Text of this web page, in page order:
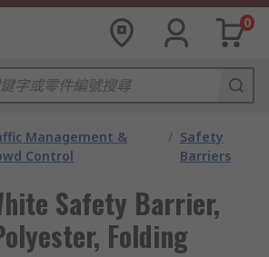
0
Management &
Control
/ Safety
Barriers
Safety Barrier,
Folding